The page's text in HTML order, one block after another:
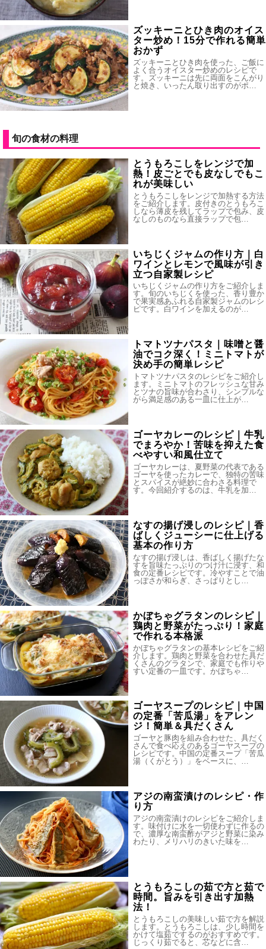
ズッキーニとひき肉のオイス
ター炒め！15分で作れる簡単
おかず
ズッキーニとひき肉を使った、ご飯に
よく合うオイスター炒めのレシピで
す。ズッキーニは先に両面をこんがり
と焼き、いったん取り出すのがポ…
旬の食材の料理
とうもろこしをレンジで加
熱！皮ごとでも皮なしでもこ
れが美味しい
とうもろこしをレンジで加熱する方法
をご紹介します。皮付きのとうもろこ
しなら薄皮を残してラップで包み、皮
なしのものなら直接ラップで包…
いちじくジャムの作り方｜白
ワインとレモンで風味が引き
立つ自家製レシピ
いちじくジャムの作り方をご紹介しま
す。旬のいちじくを使った、香り豊か
で果実感あふれる自家製ジャムのレシ
ピです。白ワインを加えるのが…
トマトツナパスタ｜味噌と醤
油でコク深く！ミニトマトが
決め手の簡単レシピ
トマトツナパスタのレシピをご紹介し
ます。ミニトマトのフレッシュな甘み
とツナの旨味が合わさり、シンプルな
がら満足感のある一皿に仕上が…
ゴーヤカレーのレシピ｜牛乳
でまろやか！苦味を抑えた食
べやすい和風仕立て
ゴーヤカレーは、夏野菜の代表である
ゴーヤを使ったカレーで、独特の苦味
とスパイスが絶妙に合わさる料理で
す。今回紹介するのは、牛乳を加…
なすの揚げ浸しのレシピ｜香
ばしくジューシーに仕上げる
基本の作り方
なすの揚げ浸しは、香ばしく揚げたな
すを旨味たっぷりのつけ汁に浸す、和
食の定番レシピです。冷やすことで油
っぽさが和らぎ、さっぱりとし…
かぼちゃグラタンのレシピ｜
鶏肉と野菜がたっぷり！家庭
で作れる本格派
かぼちゃグラタンの基本レシピをご紹
介します。鶏肉と野菜を合わせた具だ
くさんのグラタンで、家庭でも作りや
すい定番の一皿です。かぼちゃ…
ゴーヤスープのレシピ｜中国
の定番「苦瓜湯」をアレン
ジ！簡単＆具だくさん
ゴーヤと豚肉を組み合わせた、具だく
さんで食べ応えのあるゴーヤスープの
レシピです。中国の定番スープ「苦瓜
湯（くがとう）」をベースに、…
アジの南蛮漬けのレシピ・作
り方
アジの南蛮漬けのレシピをご紹介しま
す。味付けに水を一切使わずに作るの
で、濃厚な南蛮酢がアジと野菜に染み
わたり、メリハリのきいた味を…
とうもろこしの茹で方と茹で
時間。旨みを引き出す加熱
法！
とうもろこしの美味しい茹で方を解説
します。とうもろこしは、少し時間を
かけて塩茹でするのがおすすめです。
じっくり茹でると、芯などに含…